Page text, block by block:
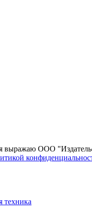
выражаю ООО
техника